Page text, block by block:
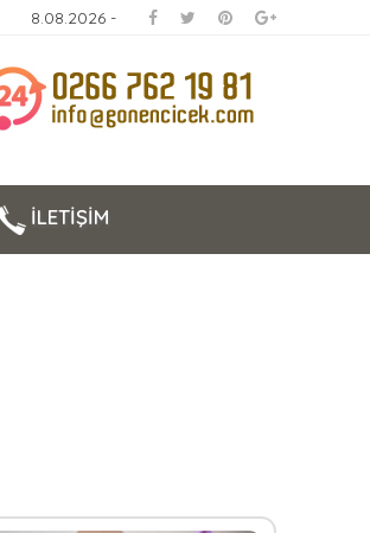
8.08.2026 -
İLETİŞİM